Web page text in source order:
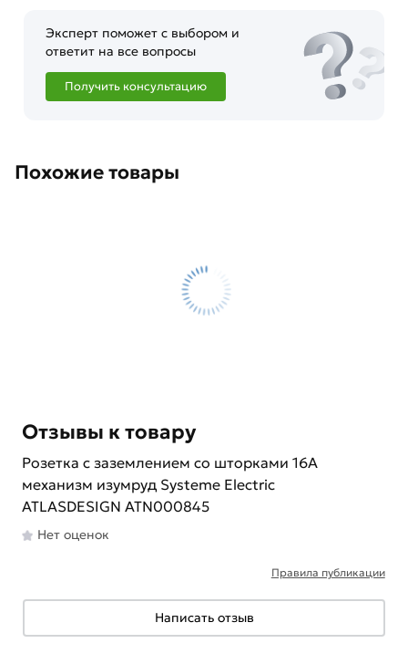
Эксперт поможет с выбором и
ответит на все вопросы
Получить консультацию
Похожие товары
Отзывы к товару
Розетка с заземлением со шторками 16А
механизм изумруд Systeme Electric
ATLASDESIGN ATN000845
Нет оценок
Правила публикации
Написать отзыв